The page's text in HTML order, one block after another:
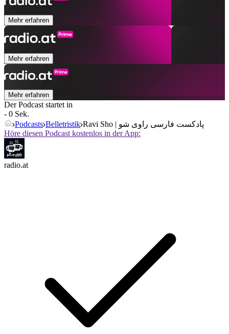
Mehr erfahren
Mehr erfahren
Mehr erfahren
Der Podcast startet in
- 0 Sek.
Podcasts Belletristik
Ravi Sho | پادکست فارسی راوی شو
Höre diesen Podcast kostenlos in der App:
radio.at